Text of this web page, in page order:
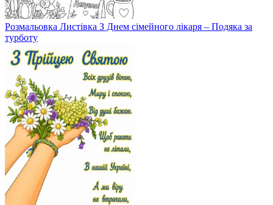
Розмальовка Листівка З Днем сімейного лікаря – Подяка за
турботу